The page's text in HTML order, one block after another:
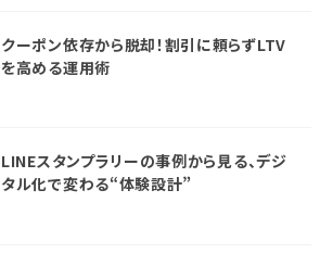
クーポン依存から脱却！割引に頼らずLTV
を高める運用術
LINEスタンプラリーの事例から見る、デジ
タル化で変わる“体験設計”